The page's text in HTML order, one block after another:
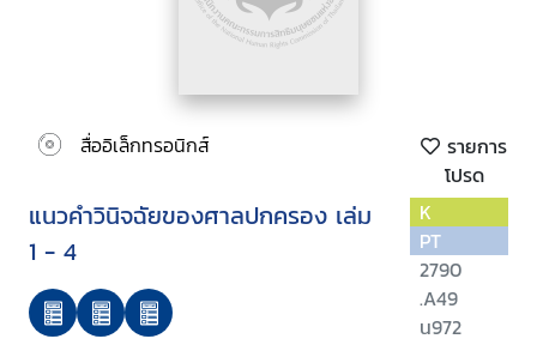
สื่ออิเล็กทรอนิกส์
รายการ
โปรด
แนวคำวินิจฉัยของศาลปกครอง เล่ม
1 - 4
K
PT
2790
.A49
น972